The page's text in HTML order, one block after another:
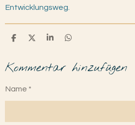
Entwicklungsweg.
T
l
e
T
l
T
l
T
Kommentar hinzufügen
Name *